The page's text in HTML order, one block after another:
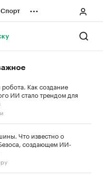
Спорт ...
Как создание
ИИ стало трендом для
Что известно о
создающем ИИ-